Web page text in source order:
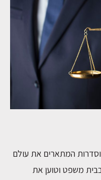
המתארים את עולם
משפט וטוען את